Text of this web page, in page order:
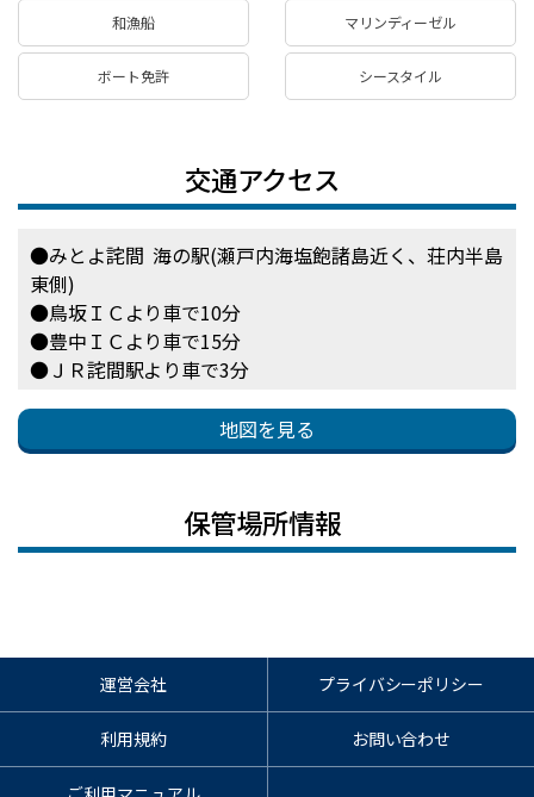
和漁船 マリンディーゼル
ボート免許 シースタイル
交通アクセス
●みとよ詫間 海の駅(瀬戸内海塩飽諸島近く、荘内半島
東側)
●鳥坂ＩＣより車で10分
●豊中ＩＣより車で15分
●ＪＲ詫間駅より車で3分
地図を見る
保管場所情報
運営会社 プライバシーポリシー
利用規約 お問い合わせ